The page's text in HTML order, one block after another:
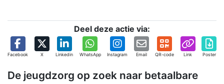
Deel deze actie via:
Facebook X Linkedin WhatsApp Instagram Email QR-code Link Poster
De jeugdzorg op zoek naar betaalbare